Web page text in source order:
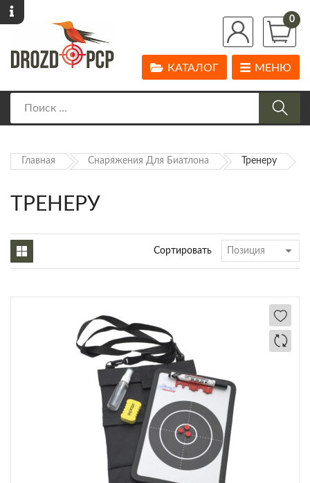
0
МЕНЮ
КАТАЛОГ
Главная Снаряжения Для Биатлона Тренеру
ТРЕНЕРУ
Сортировать